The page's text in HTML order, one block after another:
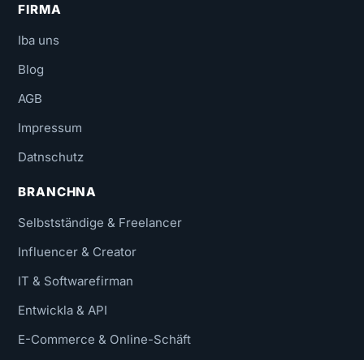
FIRMA
Iba uns
Blog
AGB
Impressum
Datnschutz
BRANCHNA
Selbstständige & Freelancer
Influencer & Creator
IT & Softwarefirman
Entwickla & API
E-Commerce & Online-Schäft